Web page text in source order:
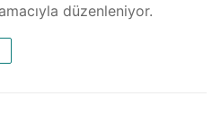
düzenleniyor.